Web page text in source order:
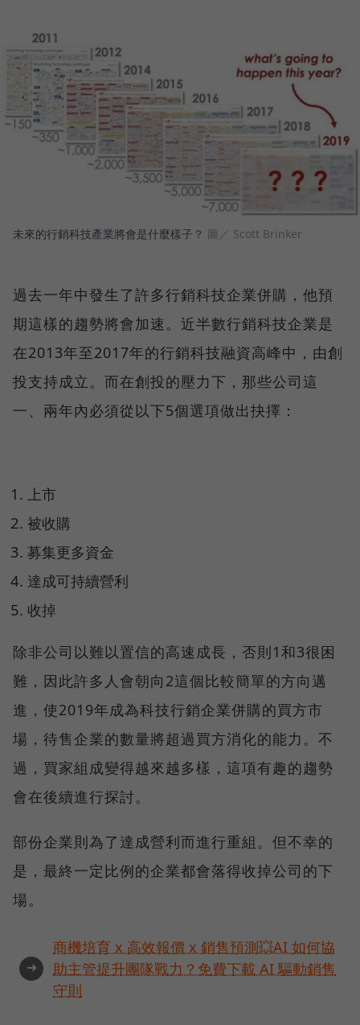
未來的行銷科技產業將會是什麼樣子？ 圖／ Scott Brinker
過去一年中發生了許多行銷科技企業併購，他預
期這樣的趨勢將會加速。近半數行銷科技企業是
在2013年至2017年的行銷科技融資高峰中，由創
投支持成立。而在創投的壓力下，那些公司這
一、兩年內必須從以下5個選項做出抉擇：
上市
被收購
募集更多資金
達成可持續營利
收掉
除非公司以難以置信的高速成長，否則1和3很困
難，因此許多人會朝向2這個比較簡單的方向邁
進，使2019年成為科技行銷企業併購的買方市
場，待售企業的數量將超過買方消化的能力。不
過，買家組成變得越來越多樣，這項有趣的趨勢
會在後續進行探討。
部份企業則為了達成營利而進行重組。但不幸的
是，最終一定比例的企業都會落得收掉公司的下
場。
➜
商機培育 x 高效報價 x 銷售預測💥AI 如何協
助主管提升團隊戰力？免費下載 AI 驅動銷售
守則